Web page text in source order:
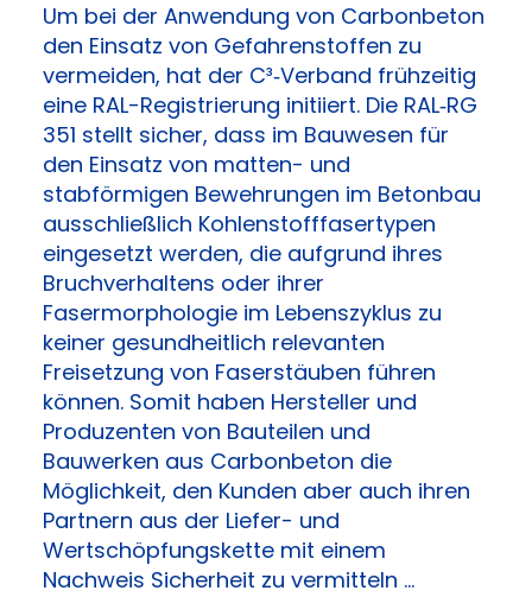
Um bei der Anwendung von Carbonbeton
den Einsatz von Gefahrenstoffen zu
vermeiden, hat der C³‑Verband frühzeitig
eine RAL-Registrierung initiiert. Die RAL‑RG
351 stellt sicher, dass im Bauwesen für
den Einsatz von matten- und
stabförmigen Bewehrungen im Betonbau
ausschließlich Kohlenstofffasertypen
eingesetzt werden, die aufgrund ihres
Bruchverhaltens oder ihrer
Fasermorphologie im Lebenszyklus zu
keiner gesundheitlich relevanten
Freisetzung von Faserstäuben führen
können. Somit haben Hersteller und
Produzenten von Bauteilen und
Bauwerken aus Carbonbeton die
Möglichkeit, den Kunden aber auch ihren
Partnern aus der Liefer- und
Wertschöpfungskette mit einem
Nachweis Sicherheit zu vermitteln …